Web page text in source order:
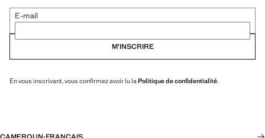
E-mail
M’INSCRIRE
En vous inscrivant, vous confirmez avoir lu la Politique de confidentialité.